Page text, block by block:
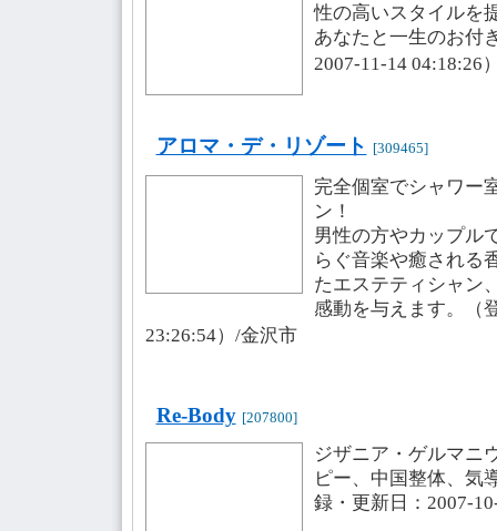
性の高いスタイルを
あなたと一生のお付
2007-11-14 04:18:26
アロマ・デ・リゾート [309465]
完全個室でシャワー
ン！
男性の方やカップル
らぐ音楽や癒される
たエステティシャン
感動を与えます。（
23:26:54）/金沢市
Re-Body [207800]
ジザニア・ゲルマニ
ピー、中国整体、気
録・更新日：2007-